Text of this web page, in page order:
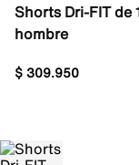
Shorts Dri-FIT de
hombre
$309.950